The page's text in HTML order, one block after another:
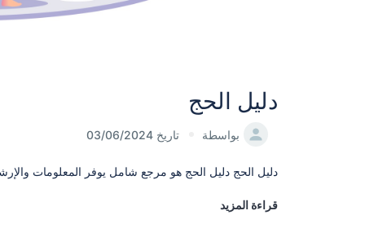
دليل الحج
بواسطة تاريخ 03/06/2024
دليل الحج دليل الحج هو مرجع شامل يوفر المعلومات
قراءة المزيد